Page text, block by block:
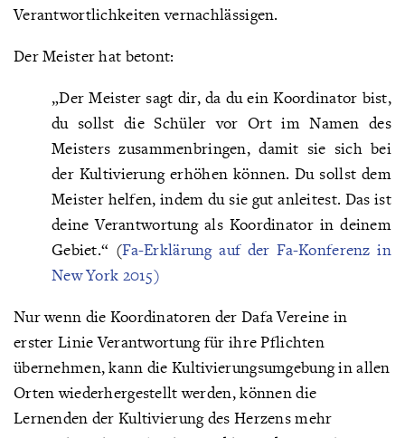
Verantwortlichkeiten vernachlässigen.
Der Meister hat betont:
„Der Meister sagt dir, da du ein Koordinator bist,
du sollst die Schüler vor Ort im Namen des
Meisters zusammenbringen, damit sie sich bei
der Kultivierung erhöhen können. Du sollst dem
Meister helfen, indem du sie gut anleitest. Das ist
deine Verantwortung als Koordinator in deinem
Gebiet.“ (Fa-Erklärung auf der Fa-Konferenz in
New York 2015)
Nur wenn die Koordinatoren der Dafa Vereine in
erster Linie Verantwortung für ihre Pflichten
übernehmen, kann die Kultivierungsumgebung in allen
Orten wiederhergestellt werden, können die
Lernenden der Kultivierung des Herzens mehr